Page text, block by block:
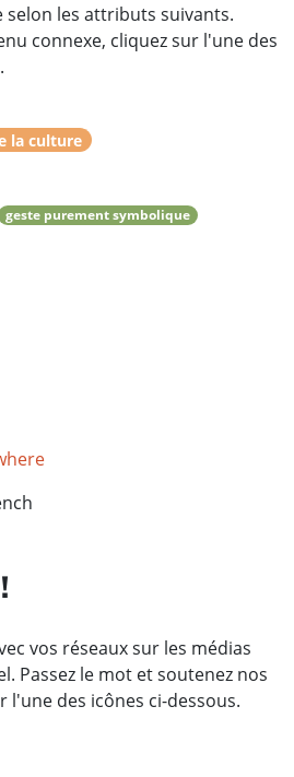
selon les attributs suivants.
connexe, cliquez sur l'une des
la culture
geste purement symbolique
vos réseaux sur les médias
Passez le mot et soutenez nos
des icônes ci-dessous.